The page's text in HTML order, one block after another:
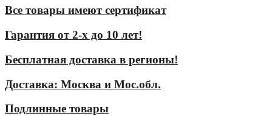
Все товары имеют сертификат
Гарантия от 2-х до 10 лет!
Бесплатная доставка в регионы!
Доставка: Москва и Мос.обл.
Подлинные товары